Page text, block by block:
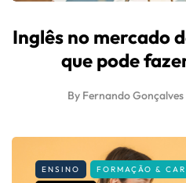
Inglês no mercado
que pode
By Fernando Gonçalves
ENSINO FORMAÇÃO &